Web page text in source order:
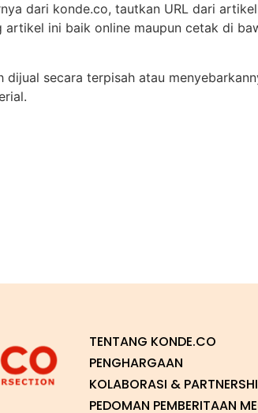
dari konde.co, tautkan URL dari artikel
artikel ini baik online maupun cetak di
secara terpisah atau
TENTANG KONDE.CO
PENGHARGAAN
KOLABORASI &
PEDOMAN PEMBERITAAN